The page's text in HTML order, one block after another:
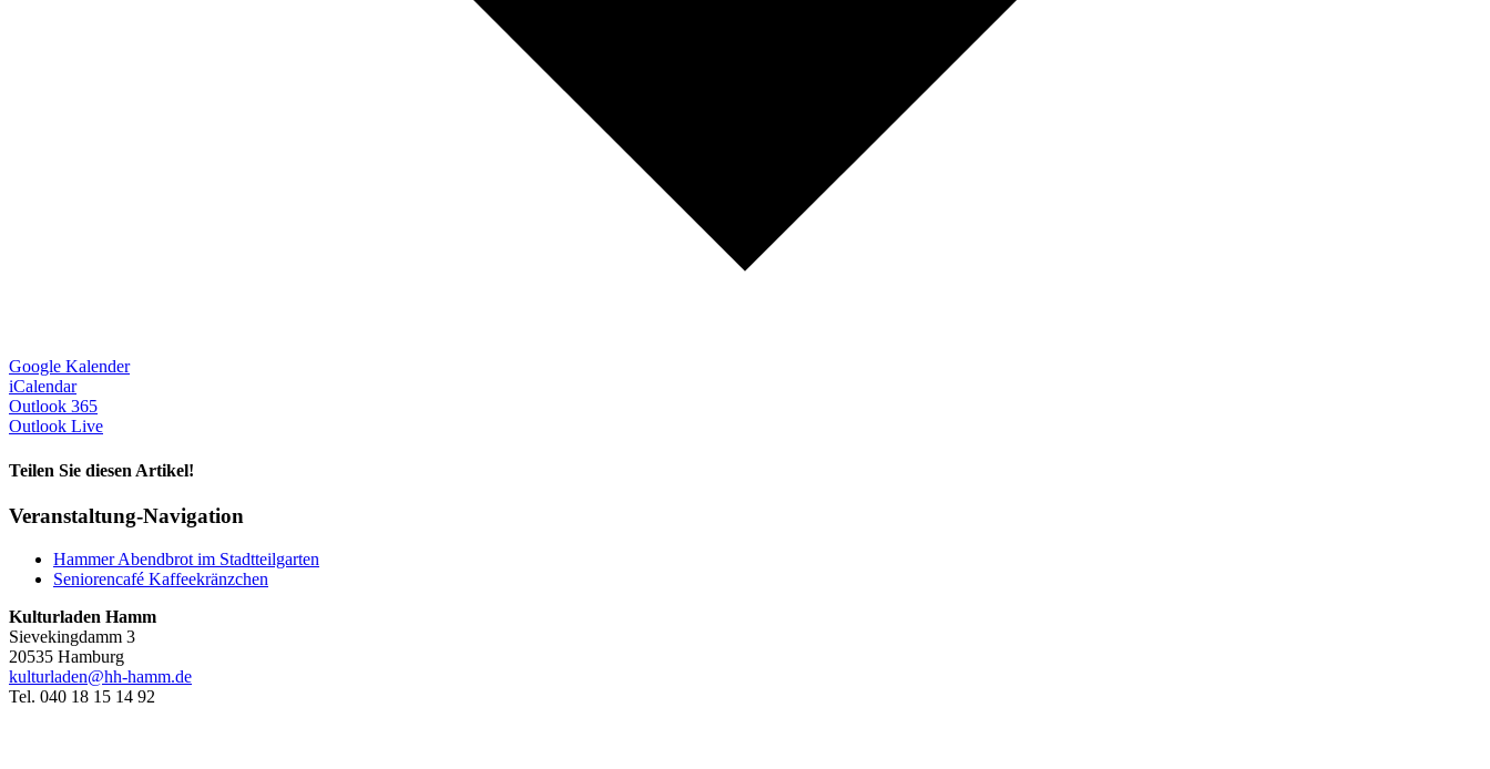
Google Kalender
iCalendar
Outlook 365
Outlook Live
Teilen Sie diesen Artikel!
Facebook
X
Reddit
LinkedIn
WhatsApp
Telegram
Tumblr
Pinterest
Vk
Xing
E-
Veranstaltung-Navigation
Hammer Abendbrot im Stadtteilgarten
Seniorencafé Kaffeekränzchen
Kulturladen Hamm
Sievekingdamm 3
20535 Hamburg
kulturladen@hh-hamm.de
Tel. 040 18 15 14 92